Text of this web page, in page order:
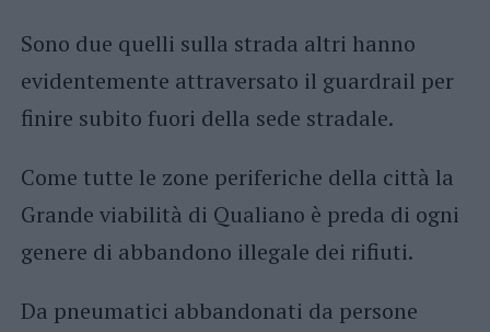
Sono due quelli sulla strada altri hanno
evidentemente attraversato il guardrail per
finire subito fuori della sede stradale.
Come tutte le zone periferiche della città la
Grande viabilità di Qualiano è preda di ogni
genere di abbandono illegale dei rifiuti.
Da pneumatici abbandonati da persone